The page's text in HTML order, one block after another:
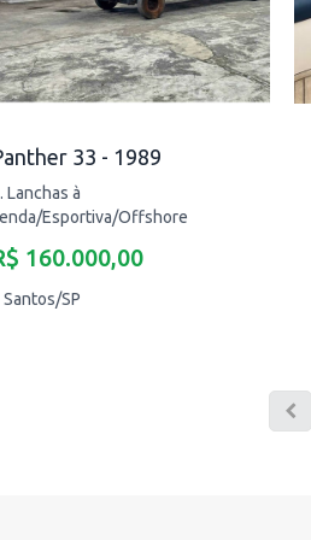
33 - 1989
Lanchas à
Esportiva/Offshore
160.000,00
Santos/SP